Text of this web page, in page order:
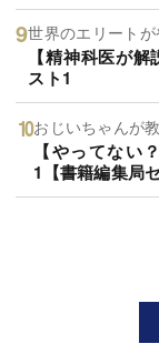
世界のエリート
【精神科医が
スト1
おじいちゃんが
【やってない
1【書籍編集局